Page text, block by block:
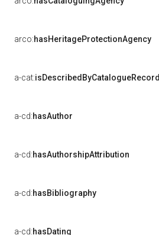
arco:hasHeritageProtectionAgency
a-cat:isDescribedByCatalogueRecord
a-cd:hasAuthor
a-cd:hasAuthorshipAttribution
a-cd:hasBibliography
a-cd:hasDating